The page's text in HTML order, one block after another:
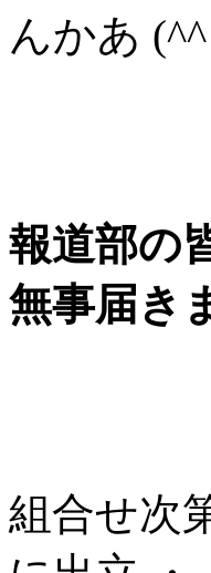
んかあ (^^
報道部の
無事届き
組合せ次